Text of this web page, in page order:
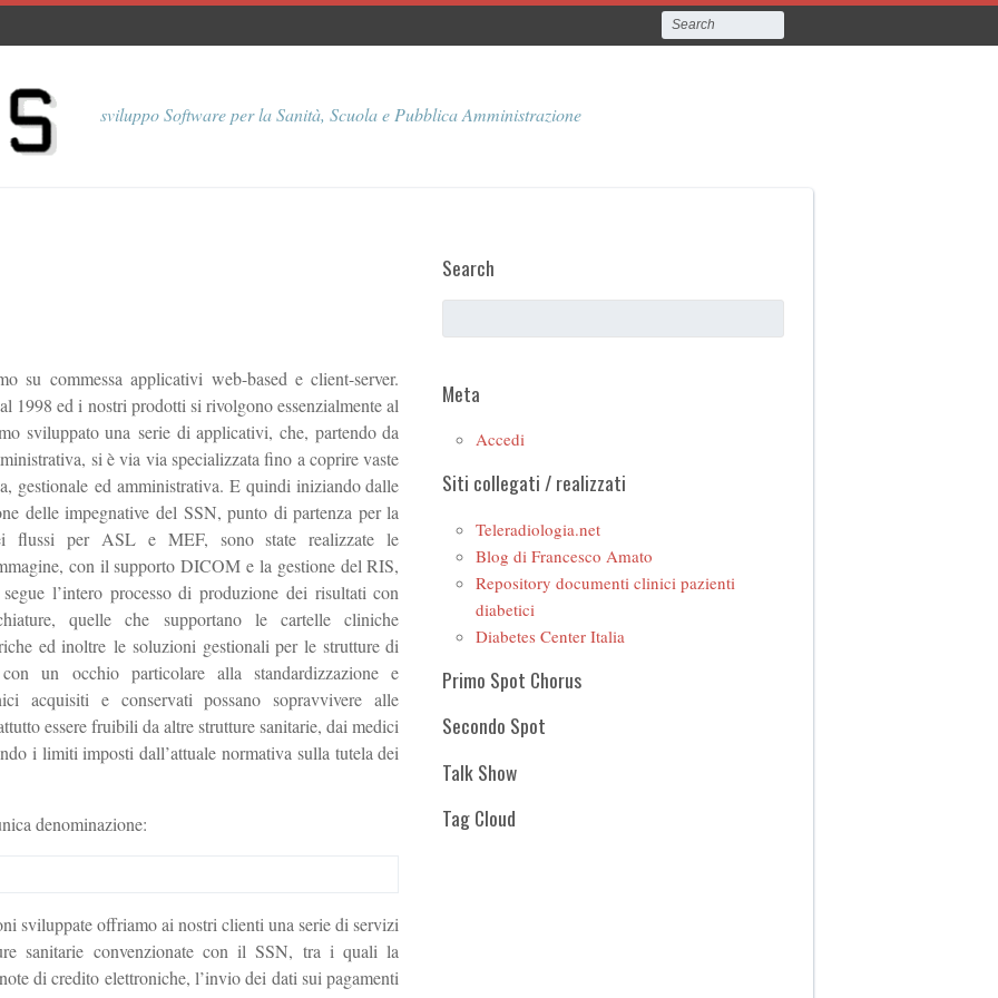
sviluppo Software per la Sanità, Scuola e Pubblica Amministrazione
su commessa applicativi web-based e client-server.
1998 ed i nostri prodotti si rivolgono essenzialmente al
sviluppato una serie di applicativi, che, partendo da
si è via via specializzata fino a coprire vaste
gestionale ed amministrativa. E quindi iniziando dalle
delle impegnative del SSN, punto di partenza per la
flussi per ASL e MEF, sono state realizzate le
con il supporto DICOM e la gestione del RIS,
l’intero processo di produzione dei risultati con
quelle che supportano le cartelle cliniche
ed inoltre le soluzioni gestionali per le strutture di
un occhio particolare alla standardizzazione e
acquisiti e conservati possano sopravvivere alle
essere fruibili da altre strutture sanitarie, dai medici
i limiti imposti dall’attuale normativa sulla tutela dei
denominazione:
sviluppate offriamo ai nostri clienti una serie di servizi
sanitarie convenzionate con il SSN, tra i quali la
di credito elettroniche, l’invio dei dati sui pagamenti
Search
Meta
Accedi
Siti collegati / realizzati
Teleradiologia.net
Blog di Francesco Amato
Repository documenti clinici pazienti
diabetici
Diabetes Center Italia
Primo Spot Chorus
Secondo Spot
Talk Show
Tag Cloud